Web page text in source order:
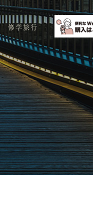
修学旅行